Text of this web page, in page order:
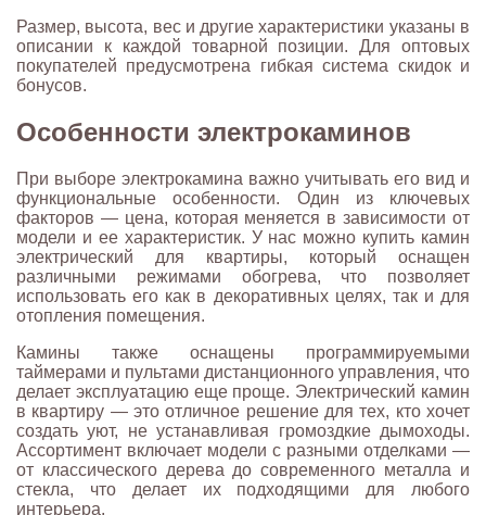
Размер, высота, вес и другие характеристики указаны в
описании к каждой товарной позиции. Для оптовых
покупателей предусмотрена гибкая система скидок и
бонусов.
Особенности электрокаминов
При выборе электрокамина важно учитывать его вид и
функциональные особенности. Один из ключевых
факторов — цена, которая меняется в зависимости от
модели и ее характеристик. У нас можно купить камин
электрический для квартиры, который оснащен
различными режимами обогрева, что позволяет
использовать его как в декоративных целях, так и для
отопления помещения.
Камины также оснащены программируемыми
таймерами и пультами дистанционного управления, что
делает эксплуатацию еще проще. Электрический камин
в квартиру — это отличное решение для тех, кто хочет
создать уют, не устанавливая громоздкие дымоходы.
Ассортимент включает модели с разными отделками —
от классического дерева до современного металла и
стекла, что делает их подходящими для любого
интерьера.